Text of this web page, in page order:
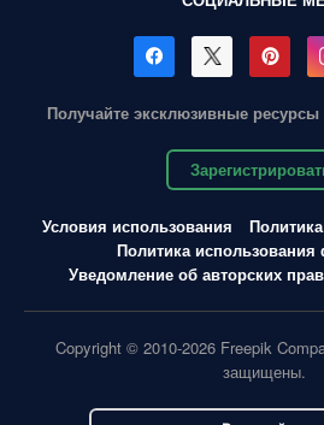
Получайте эксклюзивные
Условия использования
Политика
Уведомление об авторских
Copyright © 2010-2026 Freepik
защищены.